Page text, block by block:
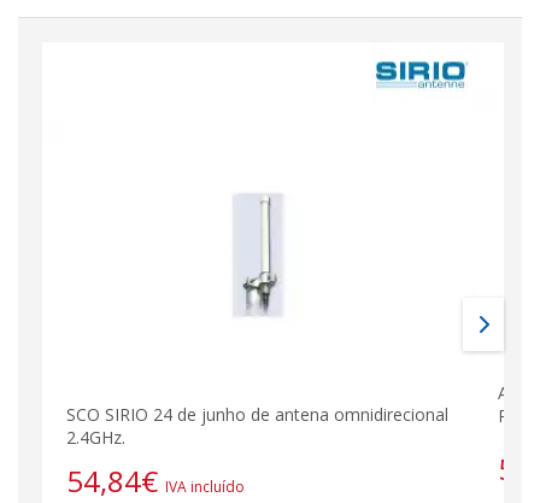
SCO SIRIO 24 de junho de antena omnidirecional
2.4GHz.
54,84€ IVA incluído